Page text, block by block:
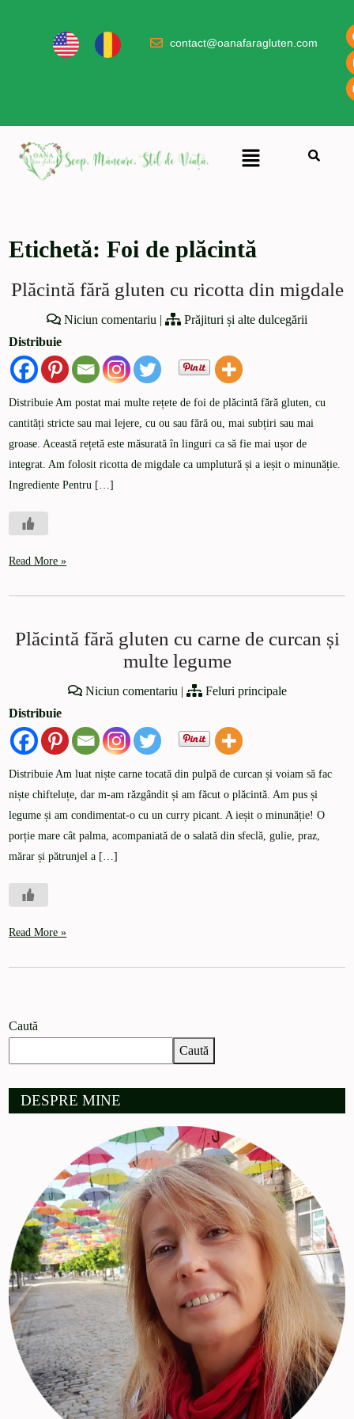
contact@oanafaragluten.com
Etichetă:Foi de plăcintă
Plăcintă fără gluten cu ricotta din migdale
Niciun comentariu |
Prăjituri și alte dulcegării
Distribuie
Distribuie Am postat mai multe rețete de foi de plăcintă fără gluten, cu
cantități stricte sau mai lejere, cu ou sau fără ou, mai subțiri sau mai
groase. Această rețetă este măsurată în linguri ca să fie mai ușor de
integrat. Am folosit ricotta de migdale ca umplutură și a ieșit o minunăție.
Ingrediente Pentru […]
Read More »
Plăcintă fără gluten cu carne de curcan și
multe legume
Niciun comentariu |
Feluri principale
Distribuie
Distribuie Am luat niște carne tocată din pulpă de curcan și voiam să fac
niște chifteluțe, dar m-am răzgândit și am făcut o plăcintă. Am pus și
legume și am condimentat-o cu un curry picant. A ieșit o minunăție! O
porție mare cât palma, acompaniată de o salată din sfeclă, gulie, praz,
mărar și pătrunjel a […]
Read More »
Caută
Caută
DESPRE MINE